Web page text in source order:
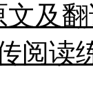
文及
阅读